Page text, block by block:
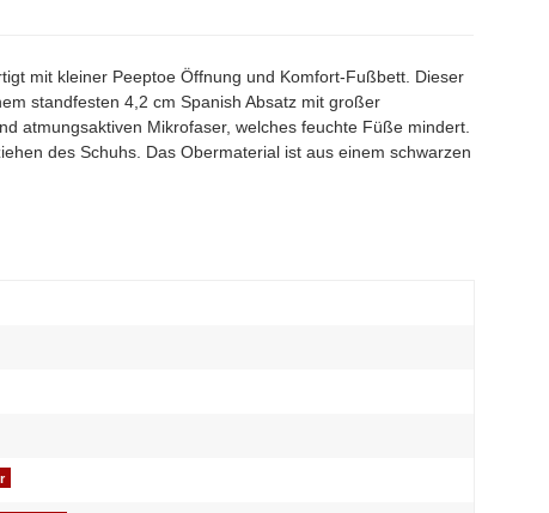
mit kleiner Peeptoe Öffnung und Komfort-Fußbett. Dieser
standfesten 4,2 cm Spanish Absatz mit großer
atmungsaktiven Mikrofaser, welches feuchte Füße mindert.
des Schuhs. Das Obermaterial ist aus einem schwarzen